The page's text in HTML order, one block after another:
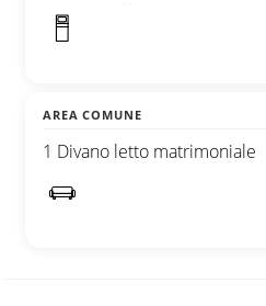
AREA COMUNE
1 Divano letto matrimoniale